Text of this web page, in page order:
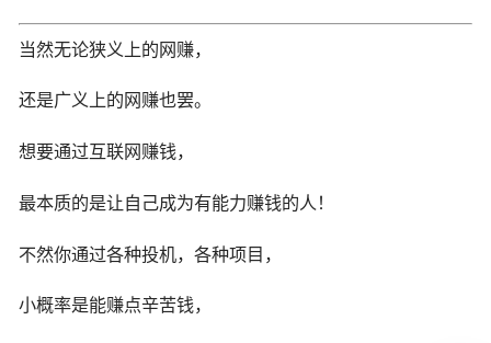
当然无论狭义上的网赚，
还是广义上的网赚也罢。
想要通过互联网赚钱，
最本质的是让自己成为有能力赚钱的人！
不然你通过各种投机，各种项目，
小概率是能赚点辛苦钱，